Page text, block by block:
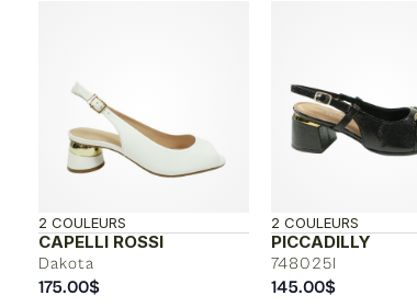
CAPELLI ROSSI
Dakota
2 COULEURS
175.00$
PICCADILLY
748025l
2 COULEURS
145.00$